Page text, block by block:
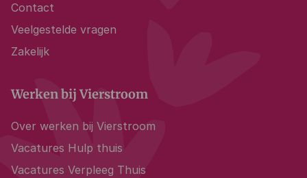
Contact
Veelgestelde vragen
Zakelijk
Werken bij Vierstroom
Over werken bij Vierstroom
Vacatures Hulp thuis
Vacatures Verpleeg Thuis